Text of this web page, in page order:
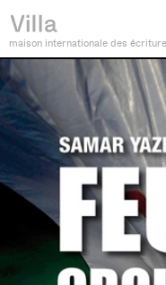
maison internationale des